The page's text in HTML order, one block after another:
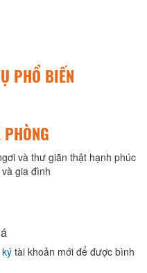
PHỔ BIẾN
và thư giãn thật hạnh phúc
gia đình
tài khoản mới để được bình